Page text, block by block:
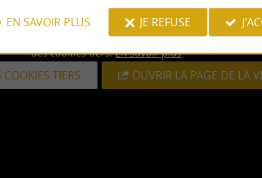
d'afficher cette vidéo car vous vous êtes opposé au
des cookies tiers.En savoir plus
COOKIES TIERS
OUVRIR LA PAGE DE LA
EN SAVOIR PLUS JE REFUSE